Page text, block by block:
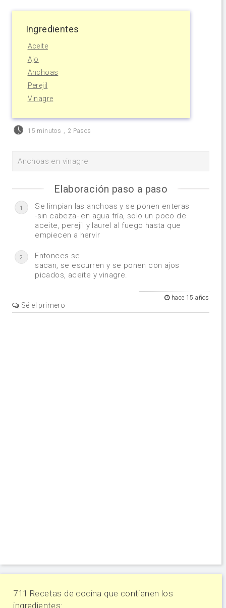
Ingredientes
Aceite
Ajo
Anchoas
Perejil
Vinagre
15 minutos , 2 Pasos
Anchoas en vinagre
Elaboración paso a paso
1
Se limpian las anchoas y se ponen enteras
-sin cabeza- en agua fría, solo un poco de
aceite, perejil y laurel al fuego hasta que
empiecen a hervir
2
Entonces se
sacan, se escurren y se ponen con ajos
picados, aceite y vinagre.
hace 15 años
Sé el primero
711 Recetas de cocina que contienen los
ingredientes: